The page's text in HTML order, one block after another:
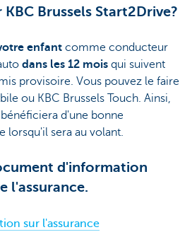
Brussels Start2Drive?
enfant comme conducteur
dans les 12 mois qui suivent
provisoire. Vous pouvez le faire
ou KBC Brussels Touch. Ainsi,
d'une bonne
lorsqu'il sera au volant.
d'information
l'assurance.
sur l'assurance